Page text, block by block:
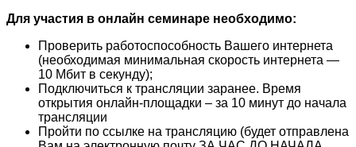
Для участия в онлайн семинаре необходимо:
Проверить работоспособность Вашего интернета
(необходимая минимальная скорость интернета —
10 Мбит в секунду);
Подключиться к трансляции заранее. Время
открытия онлайн-площадки – за 10 минут до начала
трансляции
Пройти по ссылке на трансляцию (будет отправлена